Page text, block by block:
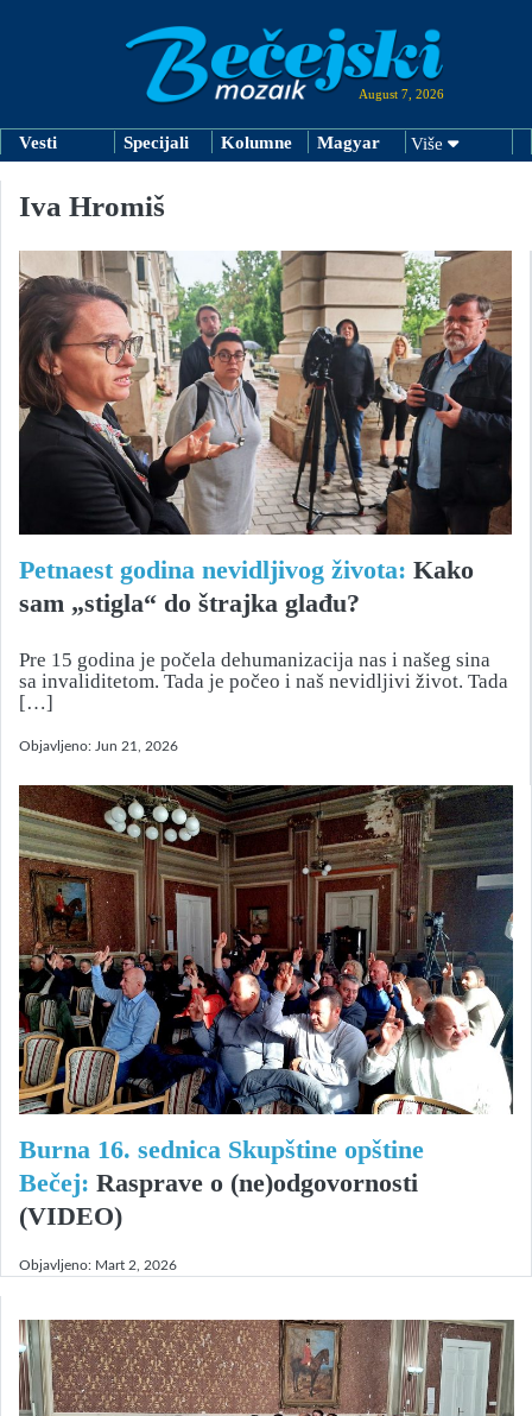
August 7, 2026
Vesti Specijali Kolumne Magyar Više
Iva Hromiš
Petnaest godina nevidljivog života: Kako
sam „stigla“ do štrajka glađu?
Pre 15 godina je počela dehumanizacija nas i našeg sina
sa invaliditetom. Tada je počeo i naš nevidljivi život. Tada
[…]
Objavljeno: Jun 21, 2026
Burna 16. sednica Skupštine opštine
Bečej: Rasprave o (ne)odgovornosti
(VIDEO)
Objavljeno: Mart 2, 2026